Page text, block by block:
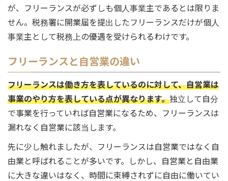
が、フリーランスが必ずしも個人事業主であるとは限りま
せん。税務署に開業届を提出したフリーランスだけが個人
事業主として税務上の優遇を受けられるわけです。
フリーランスと自営業の違い
フリーランスは働き方を表しているのに対して、自営業は
事業のやり方を表している点が異なります。独立して自分
で事業を行っていれば自営業になるため、フリーランスは
漏れなく自営業に該当します。
先に少し触れましたが、フリーランスは自営業ではなく自
由業と呼ばれることが多いです。しかし、自営業と自由業
に大きな違いはなく、時間に束縛されずに自由に働いてい